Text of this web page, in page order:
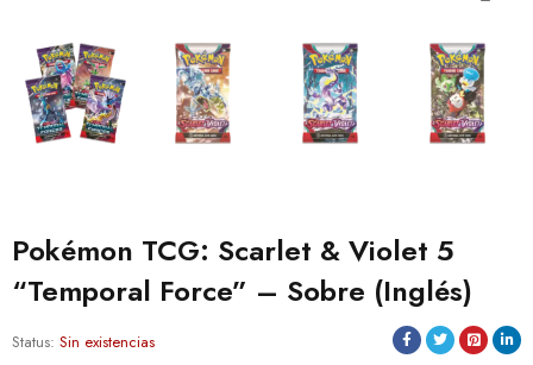
Pokémon TCG: Scarlet & Violet 5
“Temporal Force” – Sobre (Inglés)
Status: Sin existencias